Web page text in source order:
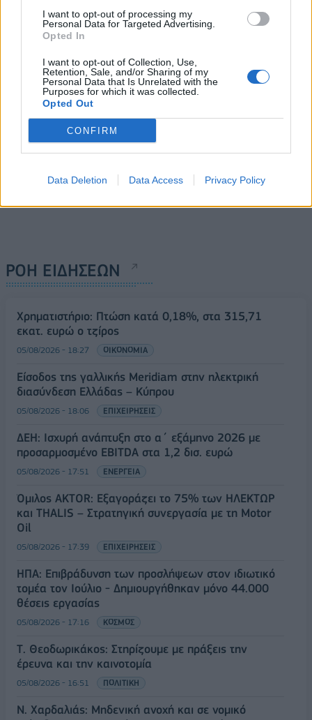
I want to opt-out of processing my
Personal Data for Targeted Advertising.
Opted In
I want to opt-out of Collection, Use,
Retention, Sale, and/or Sharing of my
Personal Data that Is Unrelated with the
Purposes for which it was collected.
Opted Out
CONFIRM
Data Deletion Data Access Privacy Policy
βγαίνουν οι βάσεις;
26/08/2020 - 12:13
Γιάννης Πουλόπουλος:
Σήμερα στις 18:00 η
26/08/2020 - 13:22
ΡΟΗ ΕΙΔΗΣΕΩΝ
Χρηματιστήριο: Πτώση κατά 0,18%, στα 315,71
εκατ. ευρώ ο τζίρος
05/08/2026 - 18:27 ΟΙΚΟΝΟΜΙΑ
Είσοδος της γαλλικής Meridiam στην ηλεκτρική
διασύνδεση Ελλάδας – Κύπρου
05/08/2026 - 18:06 ΕΠΙΧΕΙΡΗΣΕΙΣ
ΔΕΗ: Ισχυρή ανάπτυξη στο α΄ εξάμηνο 2026 με
προσαρμοσμένο EBITDA στα 1,2 δισ. ευρώ
05/08/2026 - 17:51 ΕΝΕΡΓΕΙΑ
Όμιλος AKTOR: Εξαγοράζει το 75% των ΗΛΕΚΤΩΡ
και THALIS – Στρατηγική συνεργασία με τη Motor
Oil
05/08/2026 - 17:39 ΕΠΙΧΕΙΡΗΣΕΙΣ
ΗΠΑ: Επιβράδυνση των προσλήψεων στον ιδιωτικό
τομέα τον Ιούλιο - Δημιουργήθηκαν μόνο 44.000
θέσεις εργασίας
05/08/2026 - 17:16 ΚΟΣΜΟΣ
Τ. Θεοδωρικάκος: Στηρίζουμε με πράξεις την
έρευνα και την καινοτομία
05/08/2026 - 16:51 ΠΟΛΙΤΙΚΗ
Ν. Χαρδαλιάς: Μηδενική ανοχή και σε νομικό